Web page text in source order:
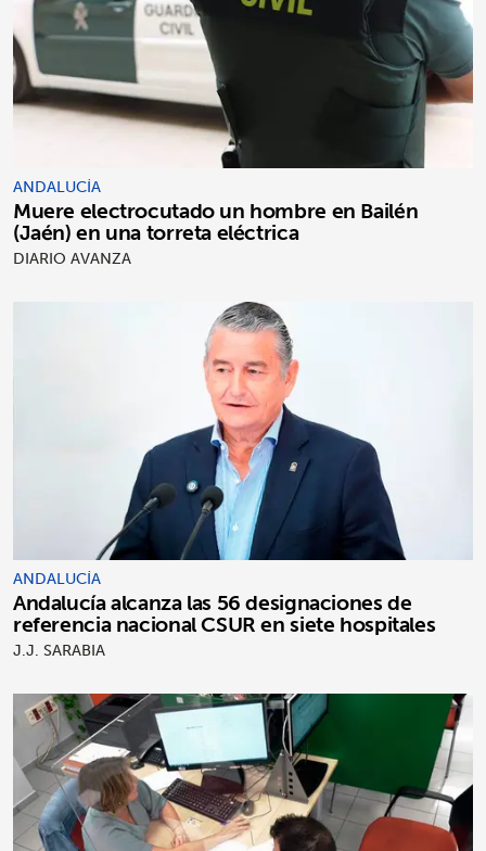
ANDALUCÍA
Muere electrocutado un hombre en Bailén
(Jaén) en una torreta eléctrica
DIARIO AVANZA
ANDALUCÍA
Andalucía alcanza las 56 designaciones de
referencia nacional CSUR en siete hospitales
J.J. SARABIA